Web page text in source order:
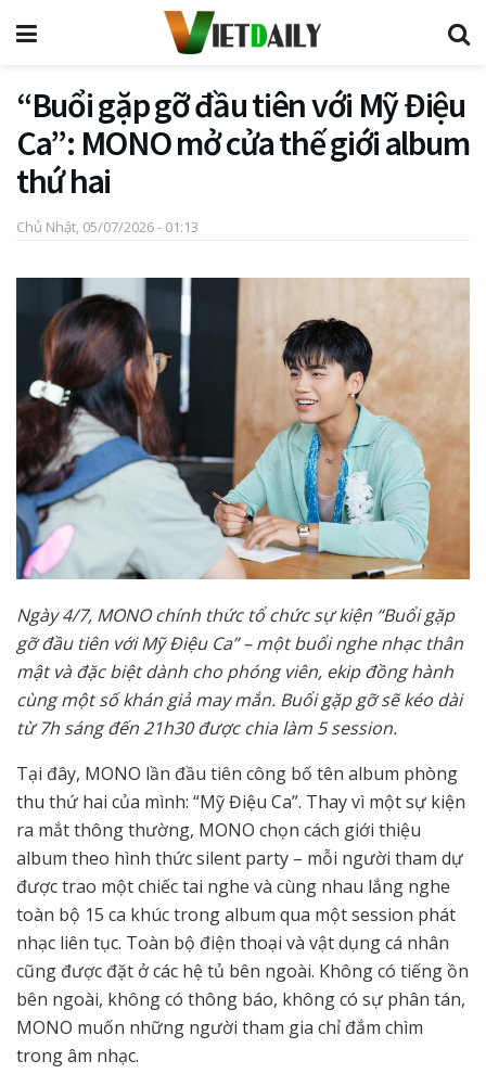
“Buổi gặp gỡ đầu tiên với Mỹ Điệu
Ca”: MONO mở cửa thế giới album
thứ hai
Chủ Nhật, 05/07/2026 - 01:13
Ngày 4/7, MONO chính thức tổ chức sự kiện “Buổi gặp
gỡ đầu tiên với Mỹ Điệu Ca” – một buổi nghe nhạc thân
mật và đặc biệt dành cho phóng viên, ekip đồng hành
cùng một số khán giả may mắn. Buổi gặp gỡ sẽ kéo dài
từ 7h sáng đến 21h30 được chia làm 5 session.
Tại đây, MONO lần đầu tiên công bố tên album phòng
thu thứ hai của mình: “Mỹ Điệu Ca”. Thay vì một sự kiện
ra mắt thông thường, MONO chọn cách giới thiệu
album theo hình thức silent party – mỗi người tham dự
được trao một chiếc tai nghe và cùng nhau lắng nghe
toàn bộ 15 ca khúc trong album qua một session phát
nhạc liên tục. Toàn bộ điện thoại và vật dụng cá nhân
cũng được đặt ở các hệ tủ bên ngoài. Không có tiếng ồn
bên ngoài, không có thông báo, không có sự phân tán,
MONO muốn những người tham gia chỉ đắm chìm
trong âm nhạc.